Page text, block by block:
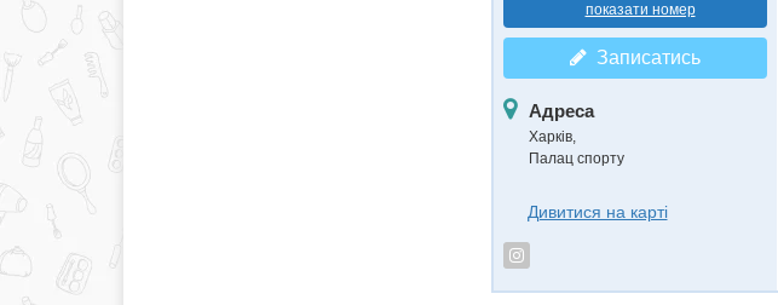
показати номер
Записатись
Адреса
Харків,
Палац спорту
Дивитися на карті